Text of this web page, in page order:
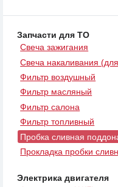
Запчасти для ТО
Свеча зажигания
Свеча накаливания
Фильтр воздушный
Фильтр масляный
Фильтр салона
Фильтр топливный
Пробка сливная
Прокладка пробки
Электрика двигателя